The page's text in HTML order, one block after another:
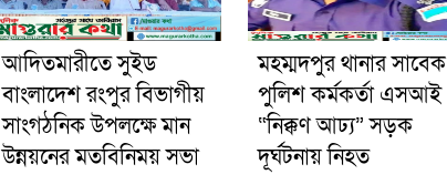
আদিতমারীতে সুইড
বাংলাদেশ রংপুর বিভাগীয়
সাংগঠনিক উপলক্ষে মান
উন্নয়নের মতবিনিময় সভা
মহম্মদপুর থানার সাবেক
পুলিশ কর্মকর্তা এসআই
“নিক্কণ আঢ্য” সড়ক
দূর্ঘটনায় নিহত